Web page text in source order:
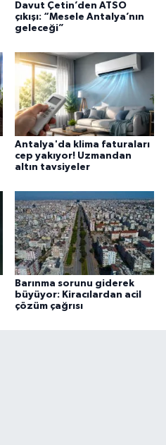
Davut Çetin’den ATSO
çıkışı: “Mesele Antalya’nın
geleceği”
Antalya'da klima faturaları
cep yakıyor! Uzmandan
altın tavsiyeler
Barınma sorunu giderek
büyüyor: Kiracılardan acil
çözüm çağrısı